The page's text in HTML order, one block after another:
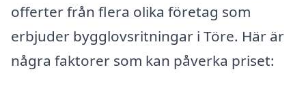
offerter från flera olika företag som
erbjuder bygglovsritningar i Töre. Här är
några faktorer som kan påverka priset: